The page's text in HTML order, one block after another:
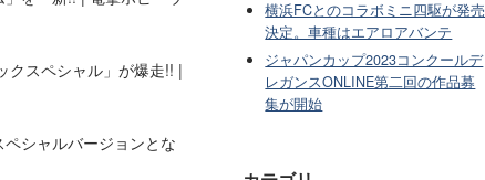
クスペシャル」が爆走!! |
シャルバージョンとな
横浜FCとのコラボミニ四駆が発売
決定。車種はエアロアバンテ
ジャパンカップ2023コンクールデ
レガンスONLINE第二回の作品募
集が開始